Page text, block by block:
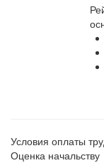
Условия оплаты
Оценка начальству